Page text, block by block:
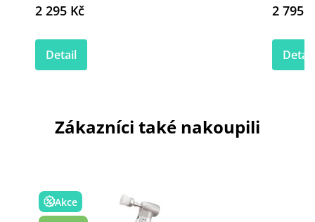
2 295 Kč
Detail
2 795
Detail
Zákazníci také nakoupili
Akce